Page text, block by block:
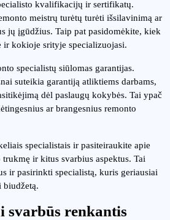
kvalifikacijų ir sertifikatų.
meistrų turėtų turėti išsilavinimą ar
jų įgūdžius. Taip pat pasidomėkite, kiek
ir kokioje srityje specializuojasi.
specialistų siūlomas garantijas.
suteikia garantiją atliktiems darbams,
dėl paslaugų kokybės. Tai ypač
ar brangesnius remonto
specialistais ir pasiteiraukite apie
ir kitus svarbius aspektus. Tai
ir pasirinkti specialistą, kuris geriausiai
biudžetą.
renkantis